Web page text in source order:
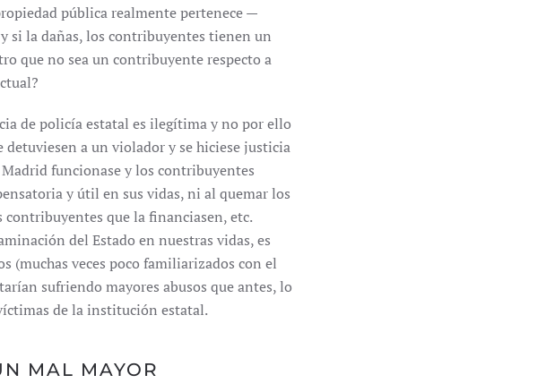
pública realmente pertenece —
si la dañas, los contribuyentes tienen un
que no sea un contribuyente respecto a
de policía estatal es ilegítima y no por ello
a un violador y se hiciese justicia
funcionase y los contribuyentes
y útil en sus vidas, ni al quemar los
que la financiasen, etc.
del Estado en nuestras vidas, es
(muchas veces poco familiarizados con el
sufriendo mayores abusos que antes, lo
de la institución estatal.
MAL MAYOR